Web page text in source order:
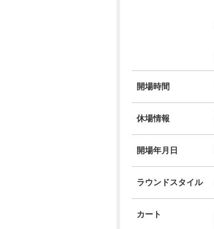
開場時間
休場情報
開場年月日
ラウンドスタイル
カート